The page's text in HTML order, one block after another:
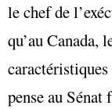
le chef de
qu’au Canada,
caractéristiques
pense au Sénat